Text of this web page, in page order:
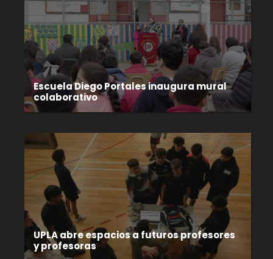
Escuela Diego Portales inaugura mural
colaborativo
UPLA abre espacios a futuros profesores
y profesoras